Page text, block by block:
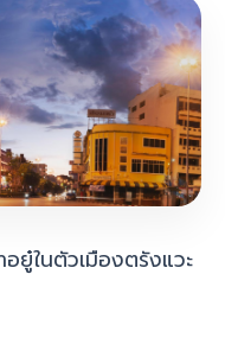
ยู๋ในตัวเมืองตรังแวะ